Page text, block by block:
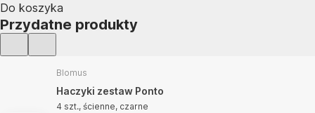
Do koszyka
Przydatne produkty
Blomus
Haczyki zestaw Ponto
4 szt., ścienne, czarne